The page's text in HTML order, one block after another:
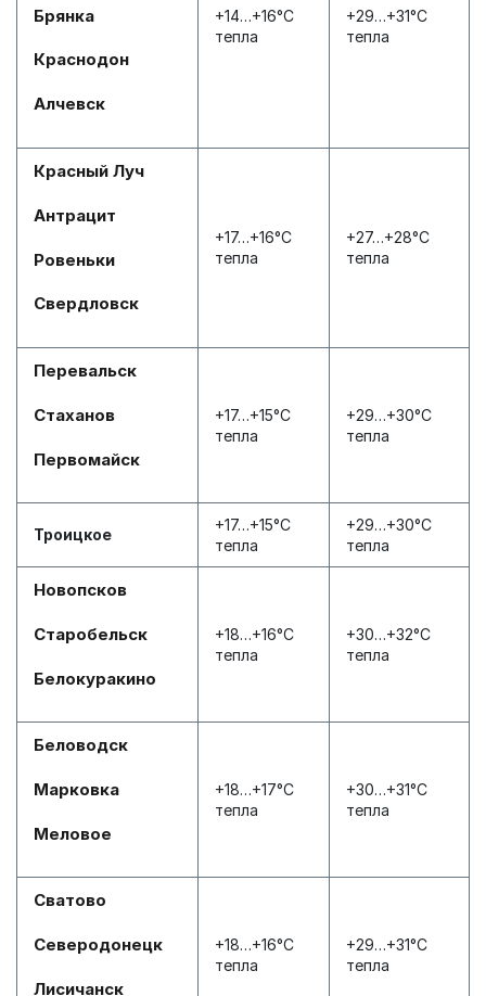
Брянка
Краснодон
Алчевск
+14…+16°С
тепла
+29…+31°С
тепла
Красный Луч
Антрацит
Ровеньки
Свердловск
+17…+16°С
тепла
+27…+28°С
тепла
Перевальск
Стаханов
Первомайск
+17…+15°С
тепла
+29…+30°С
тепла
Троицкое
+17…+15°С
тепла
+29…+30°С
тепла
Новопсков
Старобельск
Белокуракино
+18…+16°С
тепла
+30…+32°С
тепла
Беловодск
Марковка
Меловое
+18…+17°С
тепла
+30…+31°С
тепла
Сватово
Северодонецк
Лисичанск
+18…+16°С
тепла
+29…+31°С
тепла